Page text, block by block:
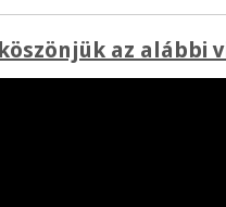
az alábbi